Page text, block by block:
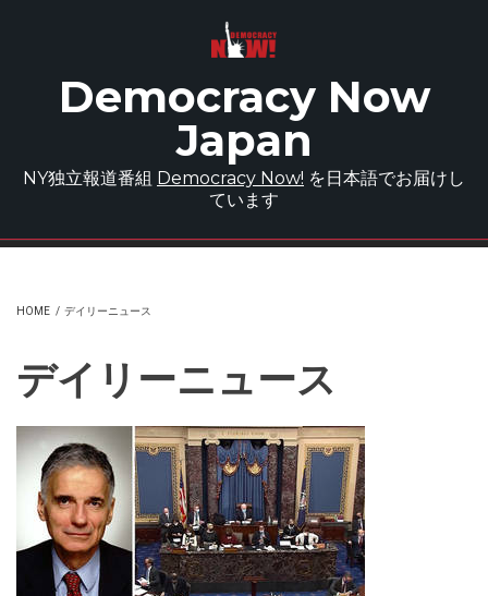
Democracy Now
Japan
NY独立報道番組 Democracy Now! を日本語でお届けし
ています
HOME / デイリーニュース
デイリーニュース